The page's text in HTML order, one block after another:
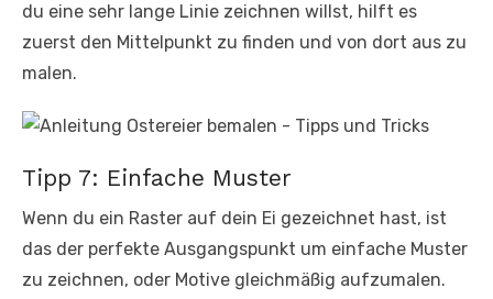
du eine sehr lange Linie zeichnen willst, hilft es
zuerst den Mittelpunkt zu finden und von dort aus zu
malen.
Tipp 7: Einfache Muster
Wenn du ein Raster auf dein Ei gezeichnet hast, ist
das der perfekte Ausgangspunkt um einfache Muster
zu zeichnen, oder Motive gleichmäßig aufzumalen.